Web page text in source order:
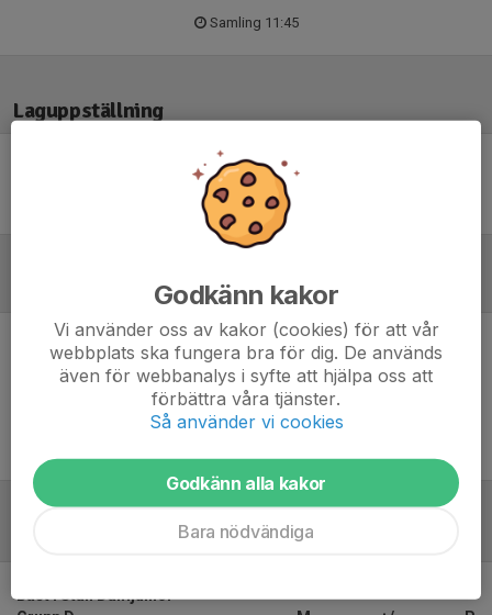
Samling 11:45
Laguppställning
Ingen uppställning ifylld
Inget skrivet
Bäst i Stan Damjunior –
Godkänn kakor
Vi använder oss av kakor (cookies) för att vår
webbplats ska fungera bra för dig. De används
även för webbanalys i syfte att hjälpa oss att
förbättra våra tjänster.
Så använder vi cookies
Godkänn alla kakor
Bara nödvändiga